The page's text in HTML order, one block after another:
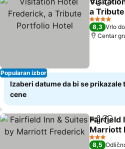
Popularan izbor
Deli
a
Pogledaj
4 Zvezdice
8,3 Vrlo
Centar
Izaberi datume da bi se prikazale
cene
Deli
Fairfield
Marriott
Pogledaj
3 Zvezdice
8,5